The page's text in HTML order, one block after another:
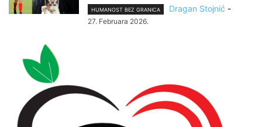
HUMANOST BEZ GRANICA Dragan Stojnić -
27. Februara 2026.